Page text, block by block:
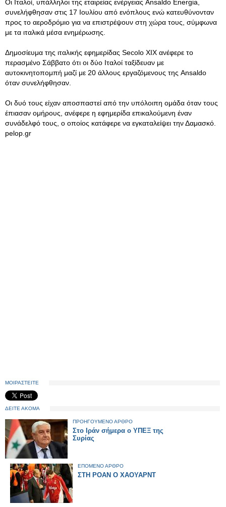
Οι Ιταλοί, υπάλληλοι της εταιρείας ενέργειας Ansaldo Energia,
συνελήφθησαν στις 17 Ιουλίου από ενόπλους ενώ κατευθύνονταν
προς το αεροδρόμιο για να επιστρέψουν στη χώρα τους, σύμφωνα
με τα ιταλικά μέσα ενημέρωσης.
Δημοσίευμα της ιταλικής εφημερίδας Secolo XIX ανέφερε το
περασμένο Σάββατο ότι οι δύο Ιταλοί ταξίδευαν με
αυτοκινητοπομπή μαζί με 20 άλλους εργαζόμενους της Ansaldo
όταν συνελήφθησαν.
Οι δυό τους είχαν αποσπαστεί από την υπόλοιπη ομάδα όταν τους
έπιασαν ομήρους, ανέφερε η εφημερίδα επικαλούμενη έναν
συνάδελφό τους, ο οποίος κατάφερε να εγκαταλείψει την Δαμασκό.
pelop.gr
ΜΟΙΡΑΣΤΕΙΤΕ
ΔΕΙΤΕ ΑΚΟΜΑ
ΠΡΟΗΓΟΥΜΕΝΟ ΑΡΘΡΟ
Στο Ιράν σήμερα ο ΥΠΕΞ της
Συρίας
ΕΠΟΜΕΝΟ ΑΡΘΡΟ
ΣΤΗ ΡΟΑΝ Ο ΧΑΟΥΑΡΝΤ